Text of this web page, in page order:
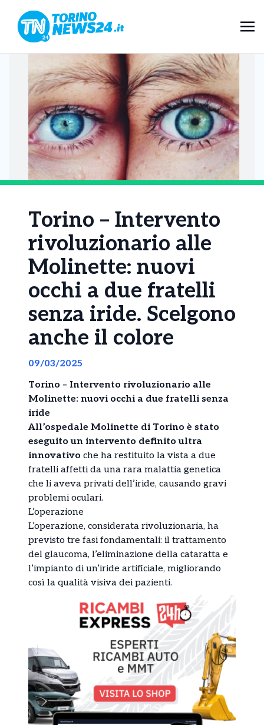
Torino – Intervento
rivoluzionario alle
Molinette: nuovi
occhi a due fratelli
senza iride. Scelgono
anche il colore
09/03/2025
Torino – Intervento rivoluzionario alle
Molinette: nuovi occhi a due fratelli senza
iride
All’ospedale Molinette di Torino è stato
eseguito un intervento definito ultra
innovativo che ha restituito la vista a due
fratelli affetti da una rara malattia genetica
che li aveva privati dell’iride, causando gravi
problemi oculari.
L’operazione
L’operazione, considerata rivoluzionaria, ha
previsto tre fasi fondamentali: il trattamento
del glaucoma, l’eliminazione della cataratta e
l’impianto di un’iride artificiale, migliorando
così la qualità visiva dei pazienti.